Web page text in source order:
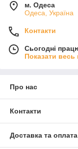
м. Одеса
Одеса, Україна
Контакти
Сьогодні
Показати весь
Про нас
Контакти
Доставка та оплата